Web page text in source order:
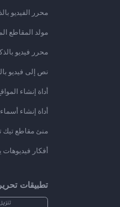
محرر الفيديو
مولد المقاطع
محرر فيديو
نص إلى فيديو
أداة إنشاء
أداة إنشاء
منئ مقاطع تيك
أفكار فيديوهات
تطبيقات